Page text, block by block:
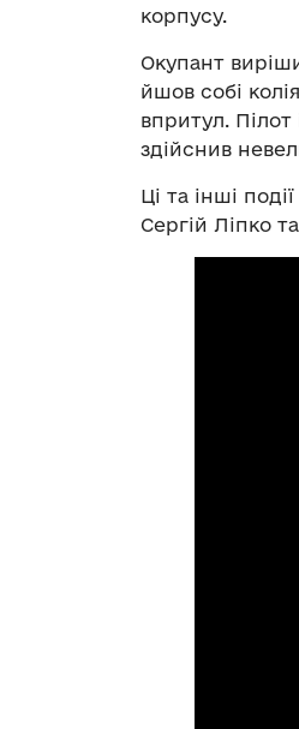
корпусу.
Окупант
йшов собі
впритул.
здійснив
Ці та інші
Сергій Ліпко